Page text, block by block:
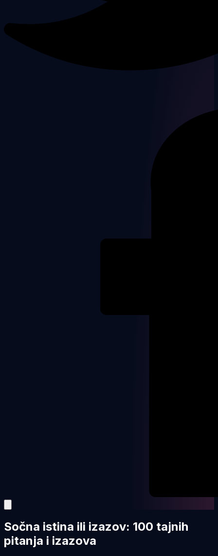
Sočna istina ili izazov: 100 tajnih
pitanja i izazova